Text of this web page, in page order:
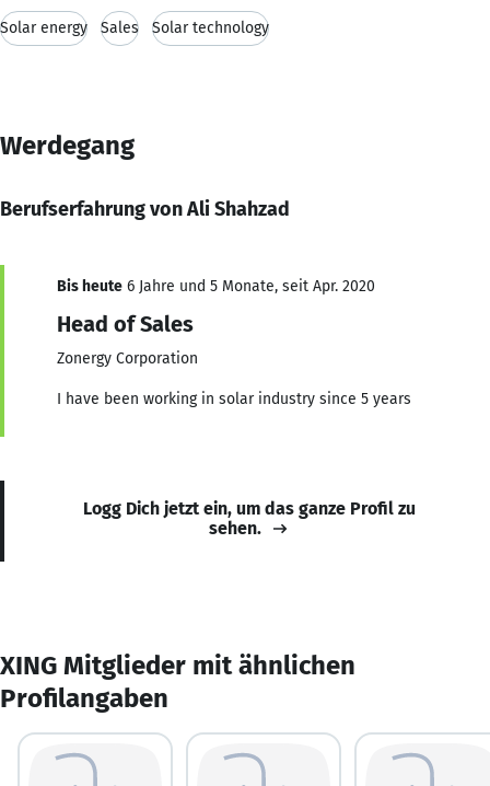
Solar energy Sales Solar technology
Werdegang
Berufserfahrung von Ali Shahzad
Bis heute 6 Jahre und 5 Monate, seit Apr. 2020
Head of Sales
Zonergy Corporation
I have been working in solar industry since 5 years
Logg Dich jetzt ein, um das ganze Profil zu
sehen.
XING Mitglieder mit ähnlichen
Profilangaben